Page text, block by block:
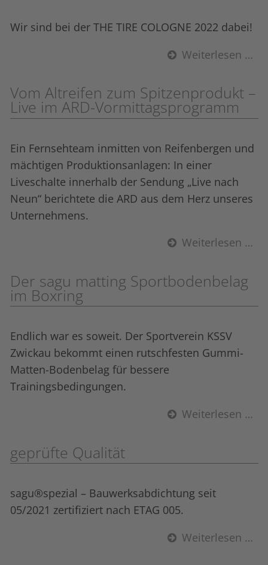
Wir sind bei der THE TIRE COLOGNE 2022 dabei!
Weiterlesen …
Vom Altreifen zum Spitzenprodukt –
Live im ARD-Vormittagsprogramm
Ein Fernsehteam inmitten von Reifenbergen und
mächtigen Produktionsanlagen: In einer
Liveschalte innerhalb der Sendung „Live nach
Neun“ berichtete die ARD aus dem Herz unseres
Unternehmens.
Weiterlesen …
Der sagu matting Sportbodenbelag
im Boxring
Endlich war es soweit. Der Sportverein KSSV
Zwickau bekommt einen rutschfesten Gummi-
Matten-Bodenbelag für bessere
Trainingsbedingungen.
Weiterlesen …
geprüfte Qualität
sagu®spezial – Bauwerks­abdichtung seit
05/2021 zertifiziert nach ETAG 005.
Weiterlesen …